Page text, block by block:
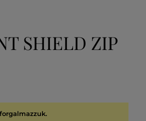
SHIELD ZIP